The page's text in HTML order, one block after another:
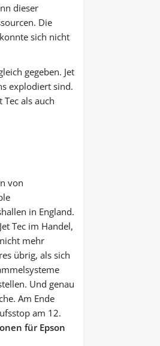
dieser
Die
sich nicht
gegeben. Jet
explodiert sind.
als auch
von
in England.
Tec im Handel,
mehr
übrig, als sich
Und genau
Am Ende
am 12.
für Epson